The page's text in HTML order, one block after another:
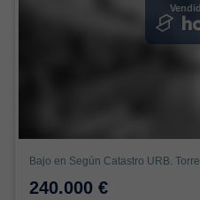
240.000 €